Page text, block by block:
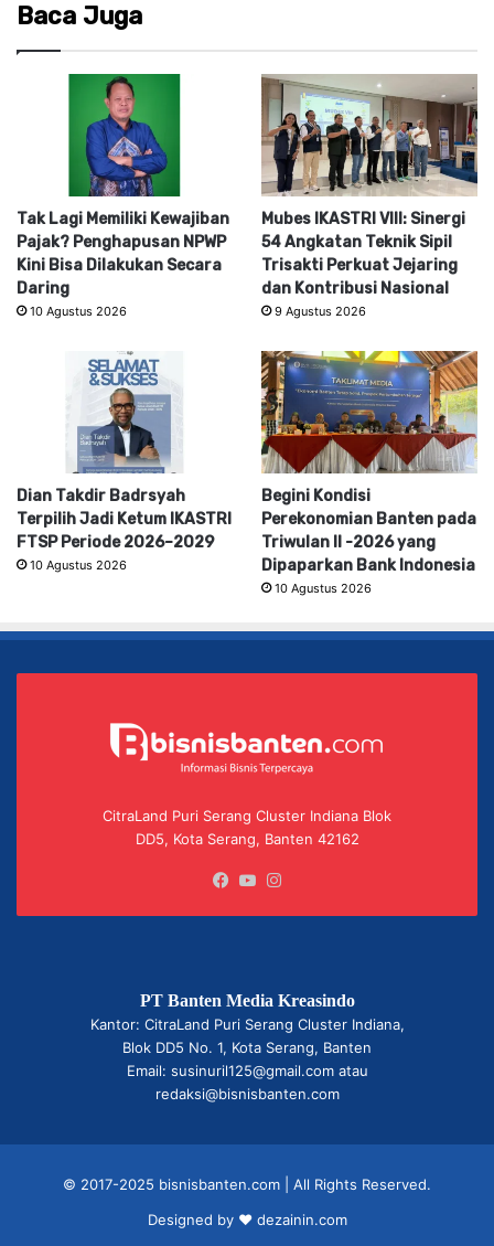
Baca Juga
Tak Lagi Memiliki Kewajiban
Pajak? Penghapusan NPWP
Kini Bisa Dilakukan Secara
Daring
10 Agustus 2026
Mubes IKASTRI VIII: Sinergi
54 Angkatan Teknik Sipil
Trisakti Perkuat Jejaring
dan Kontribusi Nasional
9 Agustus 2026
Dian Takdir Badrsyah
Terpilih Jadi Ketum IKASTRI
FTSP Periode 2026–2029
10 Agustus 2026
Begini Kondisi
Perekonomian Banten pada
Triwulan II -2026 yang
Dipaparkan Bank Indonesia
10 Agustus 2026
CitraLand Puri Serang Cluster Indiana Blok
DD5, Kota Serang, Banten 42162
Facebook
YouTube
PT Banten Media Kreasindo
Kantor: CitraLand Puri Serang Cluster Indiana,
Blok DD5 No. 1, Kota Serang, Banten
Email: susinuril125@gmail.com atau
redaksi@bisnisbanten.com
© 2017-2025 bisnisbanten.com | All Rights Reserved.
Designed by ❤ dezainin.com